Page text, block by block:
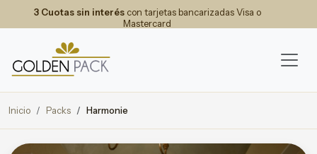
3 Cuotas sin interéscon tarjetas bancarizadas Visa o
Mastercard
Inicio Packs Harmonie